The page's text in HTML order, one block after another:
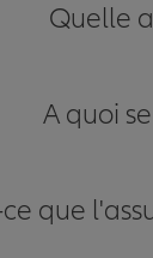
Quelle
A quoi
que